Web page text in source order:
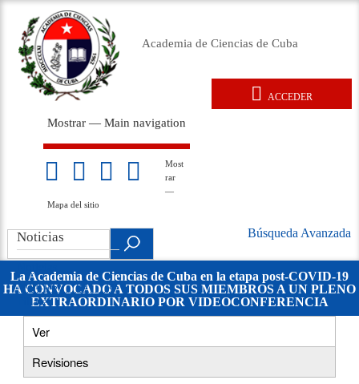
contenido
Academia de Ciencias de Cuba
Main
navigation
Mostrar — Main navigation
Inicio
Acerca de
Membresía
Premios
Eventos
Relaciones exteriores
Documentos legales
Repositorio
Noticias
sitio
Most
rar
—
Mapa del sitio
.
ACCEDER
Search
Avanzada
movil
Búsqueda Avanzada
La Academia de Ciencias de Cuba en la etapa post-COVID-19
HA CONVOCADO A TODOS SUS MIEMBROS A UN PLENO
EXTRAORDINARIO POR VIDEOCONFERENCIA
Primary
tabs
Ver(solapa
activa)
Revisiones
Noticias
Noticias de las
Filiales